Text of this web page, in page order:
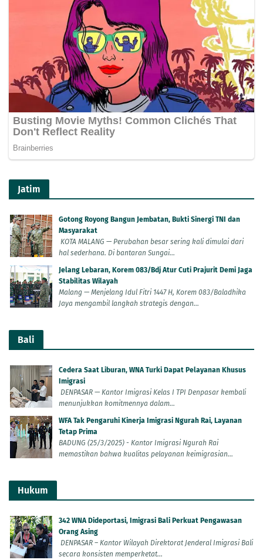
Jatim
Gotong Royong Bangun Jembatan, Bukti Sinergi TNI dan
Masyarakat
KOTA MALANG — Perubahan besar sering kali dimulai dari
hal sederhana. Di bantaran Sungai...
Jelang Lebaran, Korem 083/Bdj Atur Cuti Prajurit Demi Jaga
Stabilitas Wilayah
Malang — Menjelang Idul Fitri 1447 H, Korem 083/Baladhika
Jaya mengambil langkah strategis dengan...
Bali
Cedera Saat Liburan, WNA Turki Dapat Pelayanan Khusus
Imigrasi
DENPASAR — Kantor Imigrasi Kelas I TPI Denpasar kembali
menunjukkan komitmennya dalam...
WFA Tak Pengaruhi Kinerja Imigrasi Ngurah Rai, Layanan
Tetap Prima
BADUNG (25/3/2025) - Kantor Imigrasi Ngurah Rai
memastikan bahwa kualitas pelayanan keimigrasian...
Hukum
342 WNA Dideportasi, Imigrasi Bali Perkuat Pengawasan
Orang Asing
DENPASAR – Kantor Wilayah Direktorat Jenderal Imigrasi Bali
secara konsisten memperketat...